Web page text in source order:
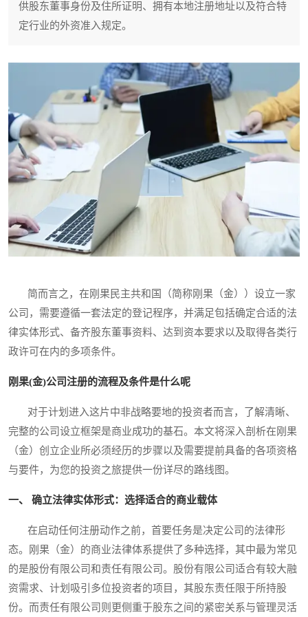
供股东董事身份及住所证明、拥有本地注册地址以及符合特
定行业的外资准入规定。
简而言之，在刚果民主共和国（简称刚果（金））设立一家
公司，需要遵循一套法定的登记程序，并满足包括确定合适的法
律实体形式、备齐股东董事资料、达到资本要求以及取得各类行
政许可在内的多项条件。
刚果(金)公司注册的流程及条件是什么呢
对于计划进入这片中非战略要地的投资者而言，了解清晰、
完整的公司设立框架是商业成功的基石。本文将深入剖析在刚果
（金）创立企业所必须经历的步骤以及需要提前具备的各项资格
与要件，为您的投资之旅提供一份详尽的路线图。
一、 确立法律实体形式：选择适合的商业载体
在启动任何注册动作之前，首要任务是决定公司的法律形
态。刚果（金）的商业法律体系提供了多种选择，其中最为常见
的是股份有限公司和责任有限公司。股份有限公司适合有较大融
资需求、计划吸引多位投资者的项目，其股东责任限于所持股
份。而责任有限公司则更侧重于股东之间的紧密关系与管理灵活